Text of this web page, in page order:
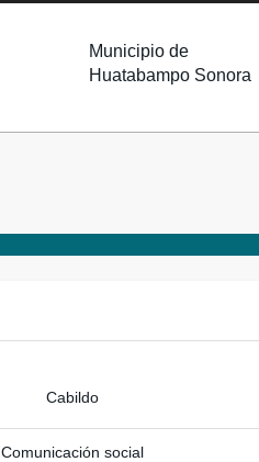
Municipio de
Huatabampo Sonora
Cabildo
Comunicación social